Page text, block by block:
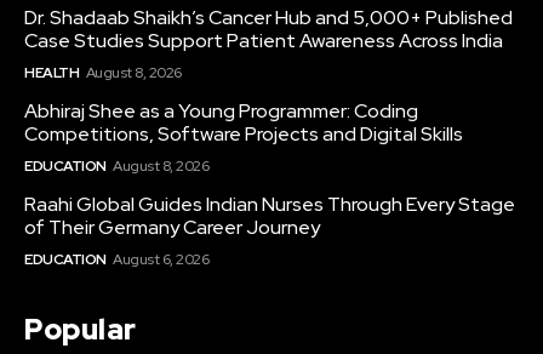
Dr. Shadaab Shaikh’s Cancer Hub and 5,000+ Published
Case Studies Support Patient Awareness Across India
HEALTH August 8, 2026
Abhiraj Shee as a Young Programmer: Coding
Competitions, Software Projects and Digital Skills
EDUCATION August 8, 2026
Raahi Global Guides Indian Nurses Through Every Stage
of Their Germany Career Journey
EDUCATION August 6, 2026
Popular